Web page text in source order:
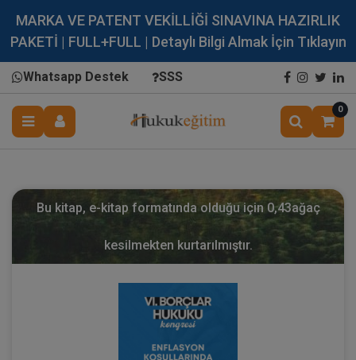
MARKA VE PATENT VEKİLLİĞİ SINAVINA HAZIRLIK
PAKETİ | FULL+FULL | Detaylı Bilgi Almak İçin Tıklayın
Whatsapp Destek SSS
0
Bu kitap, e-kitap formatında olduğu için 0,43ağaç
kesilmekten kurtarılmıştır.